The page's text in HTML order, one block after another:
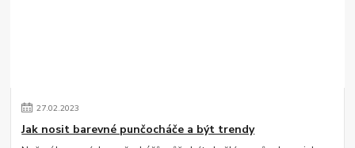
27.02.2023
Jak nosit barevné punčocháče a být trendy